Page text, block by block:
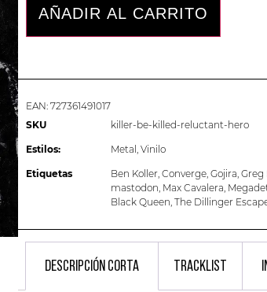
AÑADIR AL CARRITO
EAN: 727361491017
SKU
killer-be-killed-reluctant-hero
Estilos: Metal , Vinilo
Etiquetas Ben Koller, Converge, Gojira, Greg
mastodon, Max Cavalera,
Black Queen, The Dillinger
DESCRIPCIÓN CORTA TRACKLIST